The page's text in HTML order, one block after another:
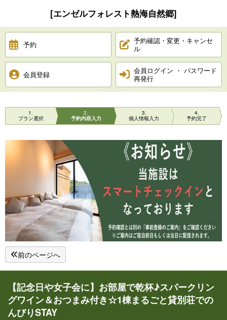
[エンゼルフォレスト熱海自然郷]
予約
予約確認・変更・キャンセ
ル
会員登録
会員ログイン ・ パスワード
再発行
1
プラン選択
2
予約内容入力
3
個人情報入力
4
予約完了
前のページへ
【記念日や女子会に】お部屋で乾杯♪スパークリン
グワイン＆おつまみ付き☆1棟まるごと貸別荘での
んびりSTAY